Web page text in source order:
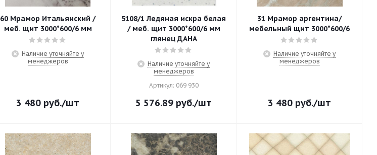
60 Мрамор Итальянский /
меб. щит 3000*600/6 мм
Наличие уточняйте у
менеджеров
3 480 руб./шт
5108/1 Ледяная искра белая
/ меб. щит 3000*600/6 мм
глянец ДАНА
Наличие уточняйте у
менеджеров
Артикул: 069 930
5 576.89 руб./шт
31 Мрамор аргентина/
мебельный щит 3000*600/6
Наличие уточняйте у
менеджеров
3 480 руб./шт